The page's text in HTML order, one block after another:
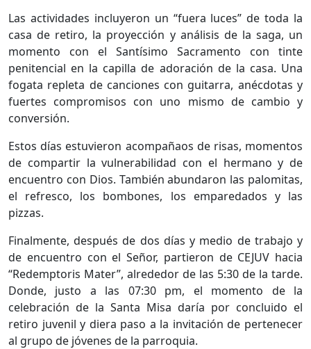
Las actividades incluyeron un “fuera luces” de toda la
casa de retiro, la proyección y análisis de la saga, un
momento con el Santísimo Sacramento con tinte
penitencial en la capilla de adoración de la casa. Una
fogata repleta de canciones con guitarra, anécdotas y
fuertes compromisos con uno mismo de cambio y
conversión.
Estos días estuvieron acompañaos de risas, momentos
de compartir la vulnerabilidad con el hermano y de
encuentro con Dios. También abundaron las palomitas,
el refresco, los bombones, los emparedados y las
pizzas.
Finalmente, después de dos días y medio de trabajo y
de encuentro con el Señor, partieron de CEJUV hacia
“Redemptoris Mater”, alrededor de las 5:30 de la tarde.
Donde, justo a las 07:30 pm, el momento de la
celebración de la Santa Misa daría por concluido el
retiro juvenil y diera paso a la invitación de pertenecer
al grupo de jóvenes de la parroquia.